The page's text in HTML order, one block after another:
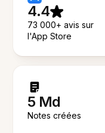
4.4
73 000+ avis sur
l'App Store
5 Md
Notes créées